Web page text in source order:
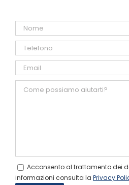
Acconsento al trattamento dei
informazioni consulta la Privacy